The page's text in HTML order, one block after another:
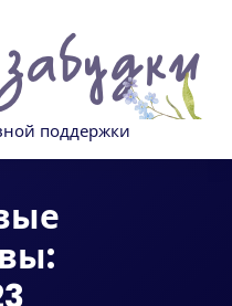
поддержки